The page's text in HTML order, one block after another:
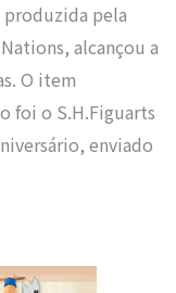
produzida pela
alcançou a
O item
foi o S.H.Figuarts
enviado